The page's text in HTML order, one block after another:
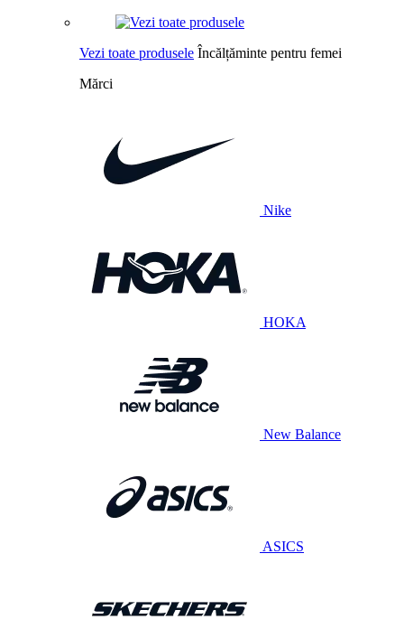
Vezi toate produsele Încălțăminte pentru femei
Mărci
Nike
HOKA
New Balance
ASICS